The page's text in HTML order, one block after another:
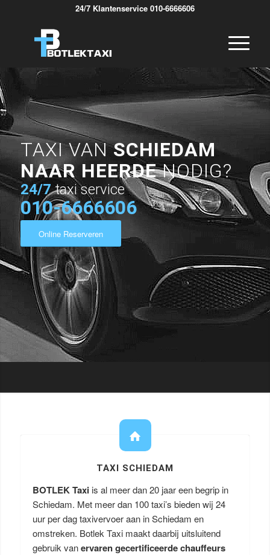
24/7 Klantenservice 010-6666606
TAXI VANSCHIEDAM
NAAR HEERDENODIG?
24/7 taxi service
010-6666606
Online Reserveren
TAXI SCHIEDAM
BOTLEK Taxi is al meer dan 20 jaar een begrip in
Schiedam. Met meer dan 100 taxi’s bieden wij 24
uur per dag taxivervoer aan in Schiedam en
omstreken. Botlek Taxi maakt daarbij uitsluitend
gebruik vanervaren gecertificeerde chauffeurs